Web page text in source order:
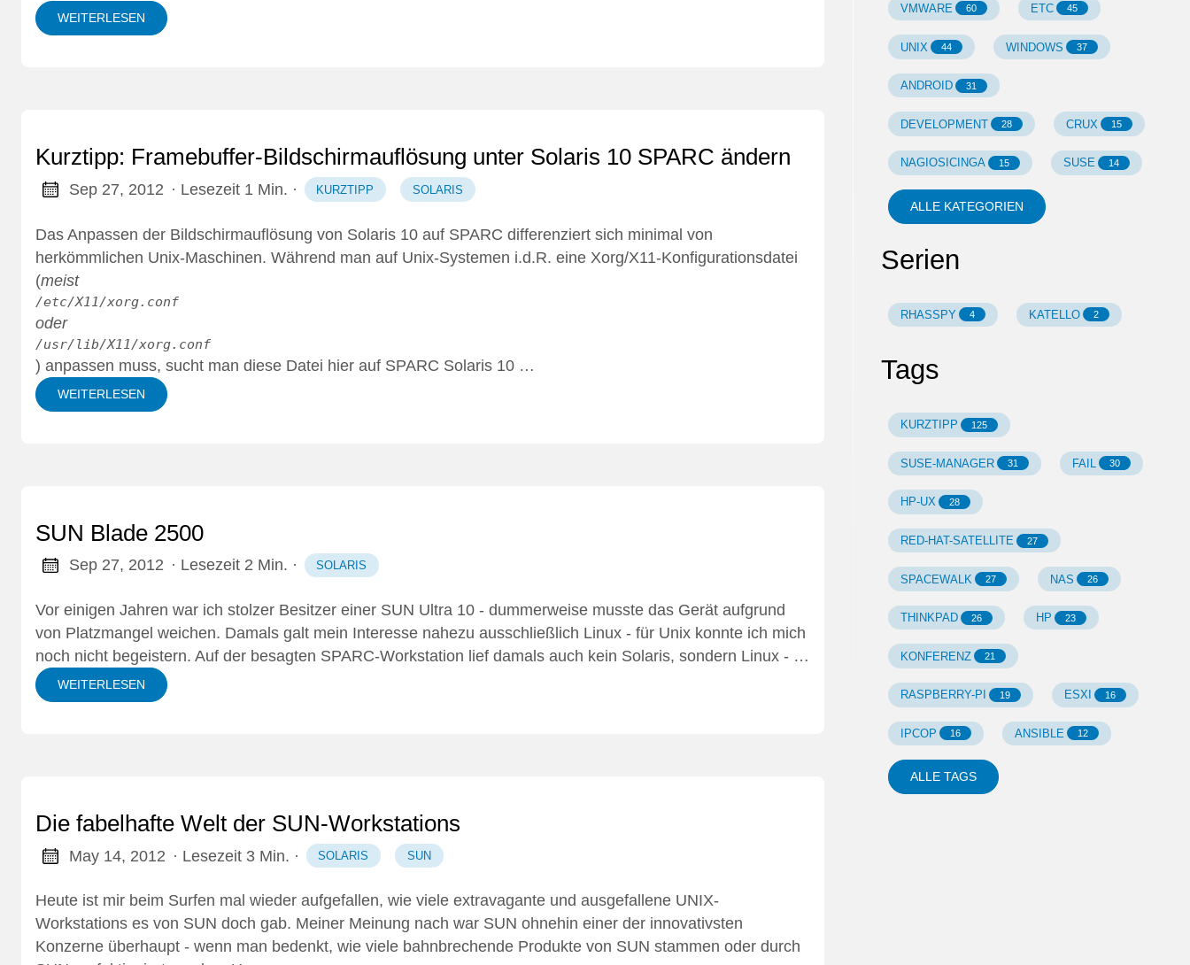
WEITERLESEN
Kurztipp: Framebuffer-Bildschirmauflösung unter Solaris 10 SPARC ändern
Sep 27, 2012 · Lesezeit 1 Min. · KURZTIPP SOLARIS
Das Anpassen der Bildschirmauflösung von Solaris 10 auf SPARC differenziert sich minimal von
herkömmlichen Unix-Maschinen. Während man auf Unix-Systemen i.d.R. eine Xorg/X11-Konfigurationsdatei
(meist
/etc/X11/xorg.conf
oder
/usr/lib/X11/xorg.conf
) anpassen muss, sucht man diese Datei hier auf SPARC Solaris 10 …
WEITERLESEN
SUN Blade 2500
Sep 27, 2012 · Lesezeit 2 Min. · SOLARIS
Vor einigen Jahren war ich stolzer Besitzer einer SUN Ultra 10 - dummerweise musste das Gerät aufgrund
von Platzmangel weichen. Damals galt mein Interesse nahezu ausschließlich Linux - für Unix konnte ich mich
noch nicht begeistern. Auf der besagten SPARC-Workstation lief damals auch kein Solaris, sondern Linux - …
WEITERLESEN
Die fabelhafte Welt der SUN-Workstations
May 14, 2012 · Lesezeit 3 Min. · SOLARIS SUN
Heute ist mir beim Surfen mal wieder aufgefallen, wie viele extravagante und ausgefallene UNIX-
Workstations es von SUN doch gab. Meiner Meinung nach war SUN ohnehin einer der innovativsten
Konzerne überhaupt - wenn man bedenkt, wie viele bahnbrechende Produkte von SUN stammen oder durch
VMWARE 60 ETC 45
UNIX 44 WINDOWS 37
ANDROID 31
DEVELOPMENT 28 CRUX 15
NAGIOSICINGA 15 SUSE 14
ALLE KATEGORIEN
Serien
RHASSPY 4 KATELLO 2
Tags
KURZTIPP 125
SUSE-MANAGER 31 FAIL 30
HP-UX 28
RED-HAT-SATELLITE 27
SPACEWALK 27 NAS 26
THINKPAD 26 HP 23
KONFERENZ 21
RASPBERRY-PI 19 ESXI 16
IPCOP 16 ANSIBLE 12
ALLE TAGS